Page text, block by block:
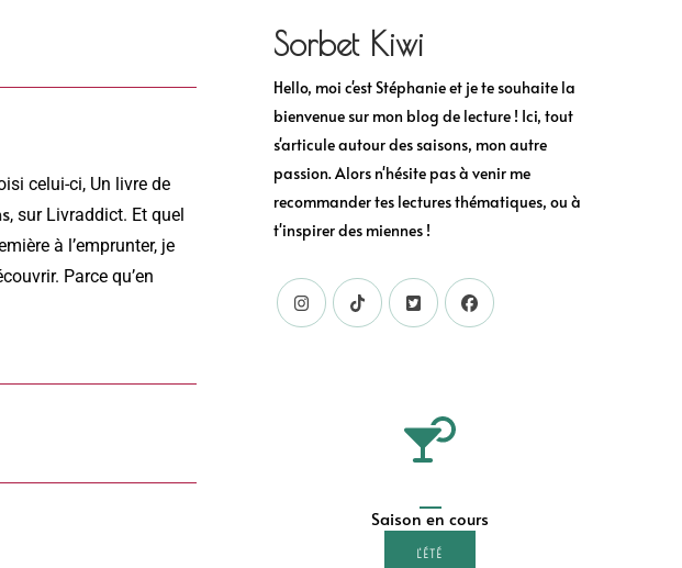
celui-ci, Un livre de
, sur Livraddict. Et quel
à l’emprunter, je
Parce qu’en
Sorbet Kiwi
Hello, moi c'est Stéphanie et je te souhaite la
bienvenue sur mon blog de lecture ! Ici, tout
s'articule autour des saisons, mon autre
passion. Alors n'hésite pas à venir me
recommander tes lectures thématiques, ou à
t'inspirer des miennes !
Saison en cours
L'ÉTÉ